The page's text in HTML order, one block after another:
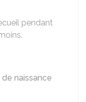
pendant
naissance